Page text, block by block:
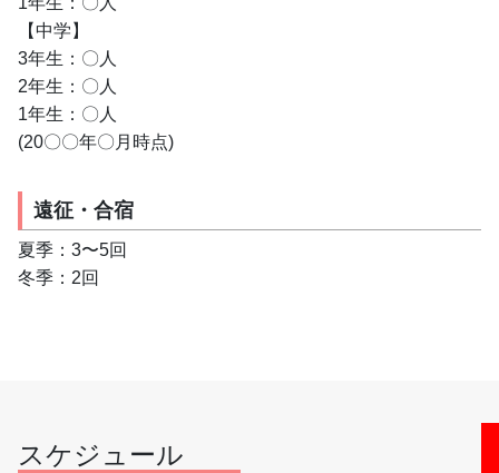
【中学】
3年生：〇人
2年生：〇人
1年生：〇人
(20〇〇年〇月時点)
遠征・合宿
夏季：3〜5回
冬季：2回
スケジュール